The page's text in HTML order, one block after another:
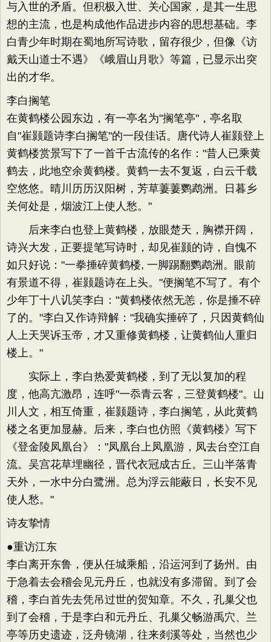
与入世的矛盾。但积极入世、关心国家，是其一生思
想的主流，也是构成他作品进步内容的思想基础。李
白青少年时期在蜀地所写诗歌，留存很少，但像《访
戴天山道士不遇》《峨眉山月歌》等篇，已显示出突
出的才华。
李白搁笔
在黄鹤楼公园东边，有一亭名为"搁笔亭"，亭名取
自"崔颢题诗李白搁笔"的一段佳话。唐代诗人崔颢登上
黄鹤楼赏景写下了一首千古流传的名作："昔人已乘黄
鹤去，此地空余黄鹤楼。黄鹤一去不复返，白云千载
空悠悠。晴川历历汉阳树，芳草萋萋鹦鹉洲。日暮乡
关何处是，烟波江上使人愁。"
后来李白也登上黄鹤楼，放眼楚天，胸襟开阔，
诗兴大发，正要提笔写诗时，却见崔颢的诗，自愧不
如只好说："一拳捶碎黄鹤楼, 一脚踢翻鹦鹉洲。眼前
有景道不得，崔颢题诗在上头。"便搁笔不写了。有个
少年丁十八讥笑李白："黄鹤楼依然无恙，你是捶不碎
了的。"李白又作诗辩解："我确实捶碎了，只因黄鹤仙
人上天哭诉玉帝，才又重修黄鹤楼，让黄鹤仙人重归
楼上。"
实际上，李白热爱黄鹤楼，到了无以复加的程
度，他高亢激昂，连呼"一忝青云客，三登黄鹤楼"。山
川人文，相互倚重，崔颢题诗，李白搁笔，从此黄鹤
楼之名更加显赫。后来，李白也仿照《黄鹤楼》写下
《登金陵凤凰台》："凤凰台上凤凰游，凤去台空江自
流。吴宫花草埋幽径，晋代衣冠成古丘。三山半落青
天外，一水中分白鹭洲。总为浮云能蔽日，长安不见
使人愁。"
诗友挚情
●重访江东
李白离开东鲁，便从任城乘船，沿运河到了扬州。由
于急着去会稽会见元丹丘，也就没有多滞留。到了会
稽，李白首先去凭吊过世的贺知章。不久，孔巢父也
到了会稽，于是李白和元丹丘、孔巢父畅游禹穴、兰
亭等历史遗迹，泛舟镜湖，往来剡溪等处，当然也少